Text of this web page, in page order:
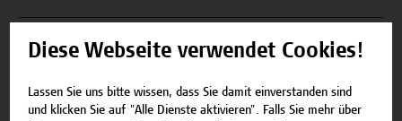
Beschreibung
Termine und Anmeldung
Diese Webseite verwendet Cookies!
Lassen Sie uns bitte wissen, dass Sie damit einverstanden sind
und klicken Sie auf "Alle Dienste aktivieren". Falls Sie mehr über